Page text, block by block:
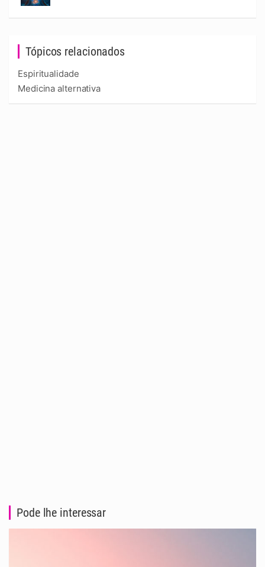
Tópicos relacionados
Espiritualidade
Medicina alternativa
Pode lhe interessar